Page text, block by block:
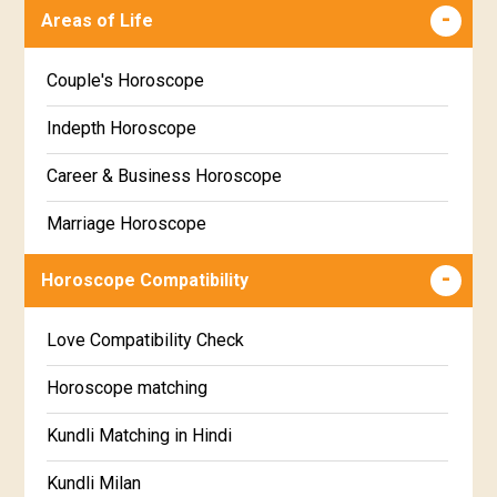
Uttara Phalguni Star Horoscope
Hastha Star Horoscope
Chitha Star Horoscope
Swathi Star Horoscope
Visakha Star Horoscope
Jyeshta Star Horoscope
Moola Star Horoscope
Poorvashaada Star Horoscope
Malayalam
Marathi
Gujarati
Sinhala
Areas of Life
Couple's Horoscope
Indepth Horoscope
Career & Business Horoscope
Marriage Horoscope
Wealth & Fortune Horoscope
Super Horoscope
Future Book
Numerology
Horoscope Compatibility
Love Compatibility Check
Horoscope matching
Kundli Matching in Hindi
Kundli Milan